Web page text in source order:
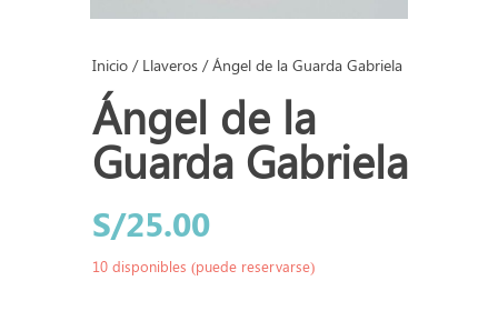
Inicio/ Llaveros/ Ángel de la Guarda Gabriela
Ángel de la
Guarda Gabriela
S/25.00
10 disponibles (puede reservarse)